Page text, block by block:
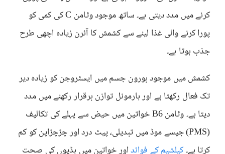
کرنے میں مدد دیتی ہے۔ ساتھ موجود وٹامن C کی کمی کو
پورا کرنے والی غذا لینے سے کشمش کا آئرن زیادہ اچھی طرح
جذب ہوتا ہے۔
کشمش میں موجود بورون جسم میں ایسٹروجن کو زیادہ دیر
تک فعال رکھتا ہے اور ہارمونل توازن برقرار رکھنے میں مدد
دیتا ہے۔ وٹامن B6 خواتین میں حیض سے پہلے کی تکالیف
(PMS) جیسے موڈ میں تبدیلی، پیٹ درد اور چڑچڑاپن کو کم
کرتا ہے۔کیلشیم کے فوائداور خواتین میں ہڈیوں کی صحت